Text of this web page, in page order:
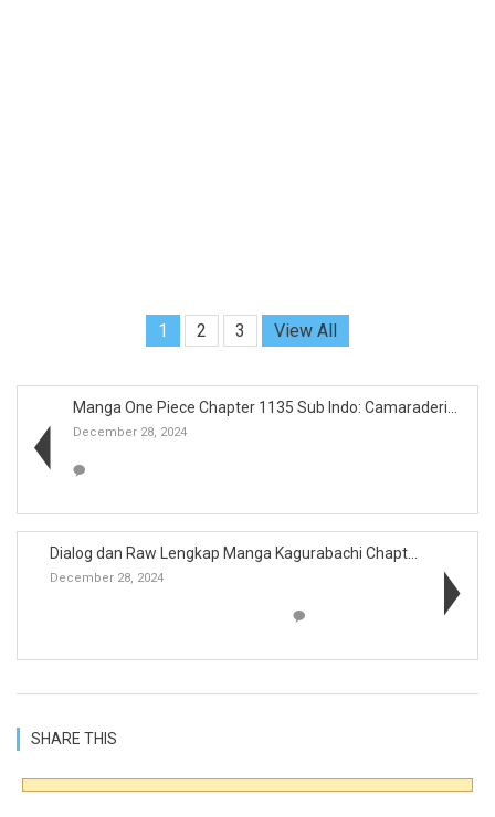
1 2 3 View All
Manga One Piece Chapter 1135 Sub Indo: Camaraderie...
December 28, 2024
Dialog dan Raw Lengkap Manga Kagurabachi Chapter 6...
December 28, 2024
SHARE THIS